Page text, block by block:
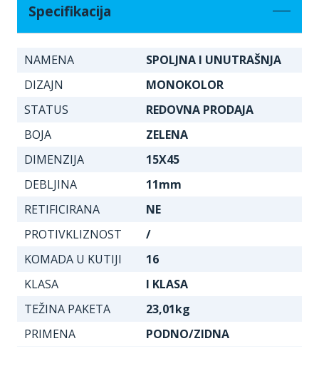
Specifikacija
NAMENA
SPOLJNA I UNUTRAŠNJA
DIZAJN
MONOKOLOR
STATUS
REDOVNA PRODAJA
BOJA
ZELENA
DIMENZIJA
15X45
DEBLJINA
11mm
RETIFICIRANA
NE
PROTIVKLIZNOST
/
KOMADA U KUTIJI
16
KLASA
I KLASA
TEŽINA PAKETA
23,01kg
PRIMENA
PODNO/ZIDNA